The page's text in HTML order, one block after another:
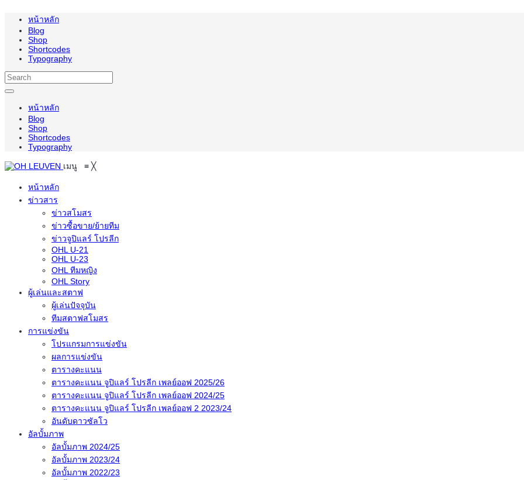
หน้าหลัก
Blog
Shop
Shortcodes
Typography
หน้าหลัก
Blog
Shop
Shortcodes
Typography
เมนู ≡ ╳
หน้าหลัก
ข่าวสาร
ข่าวสโมสร
ข่าวซื้อขาย/ย้ายทีม
ข่าวจูปิแลร์ โปรลีก
OHL U-21
OHL U-23
OHL ทีมหญิง
OHL Story
ผู้เล่นและสตาฟ
ผู้เล่นปัจจุบัน
ทีมสตาฟสโมสร
การแข่งขัน
โปรแกรมการแข่งขัน
ผลการแข่งขัน
ตารางคะแนน
ตารางคะแนน จูปิแลร์ โปรลีก เพลย์ออฟ 2025/26
ตารางคะแนน จูปิแลร์ โปรลีก เพลย์ออฟ 2024/25
ตารางคะแนน จูปิแลร์ โปรลีก เพลย์ออฟ 2 2023/24
อันดับดาวซัลโว
อัลบั้มภาพ
อัลบั้มภาพ 2024/25
อัลบั้มภาพ 2023/24
อัลบั้มภาพ 2022/23